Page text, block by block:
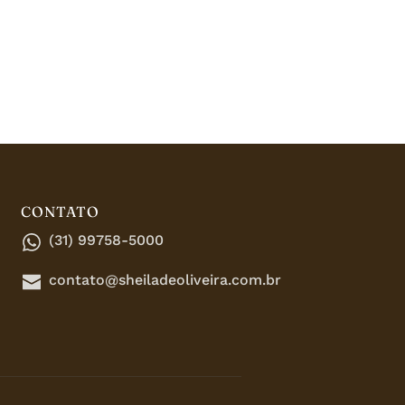
CONTATO
(31) 99758-5000
contato@sheiladeoliveira.com.br